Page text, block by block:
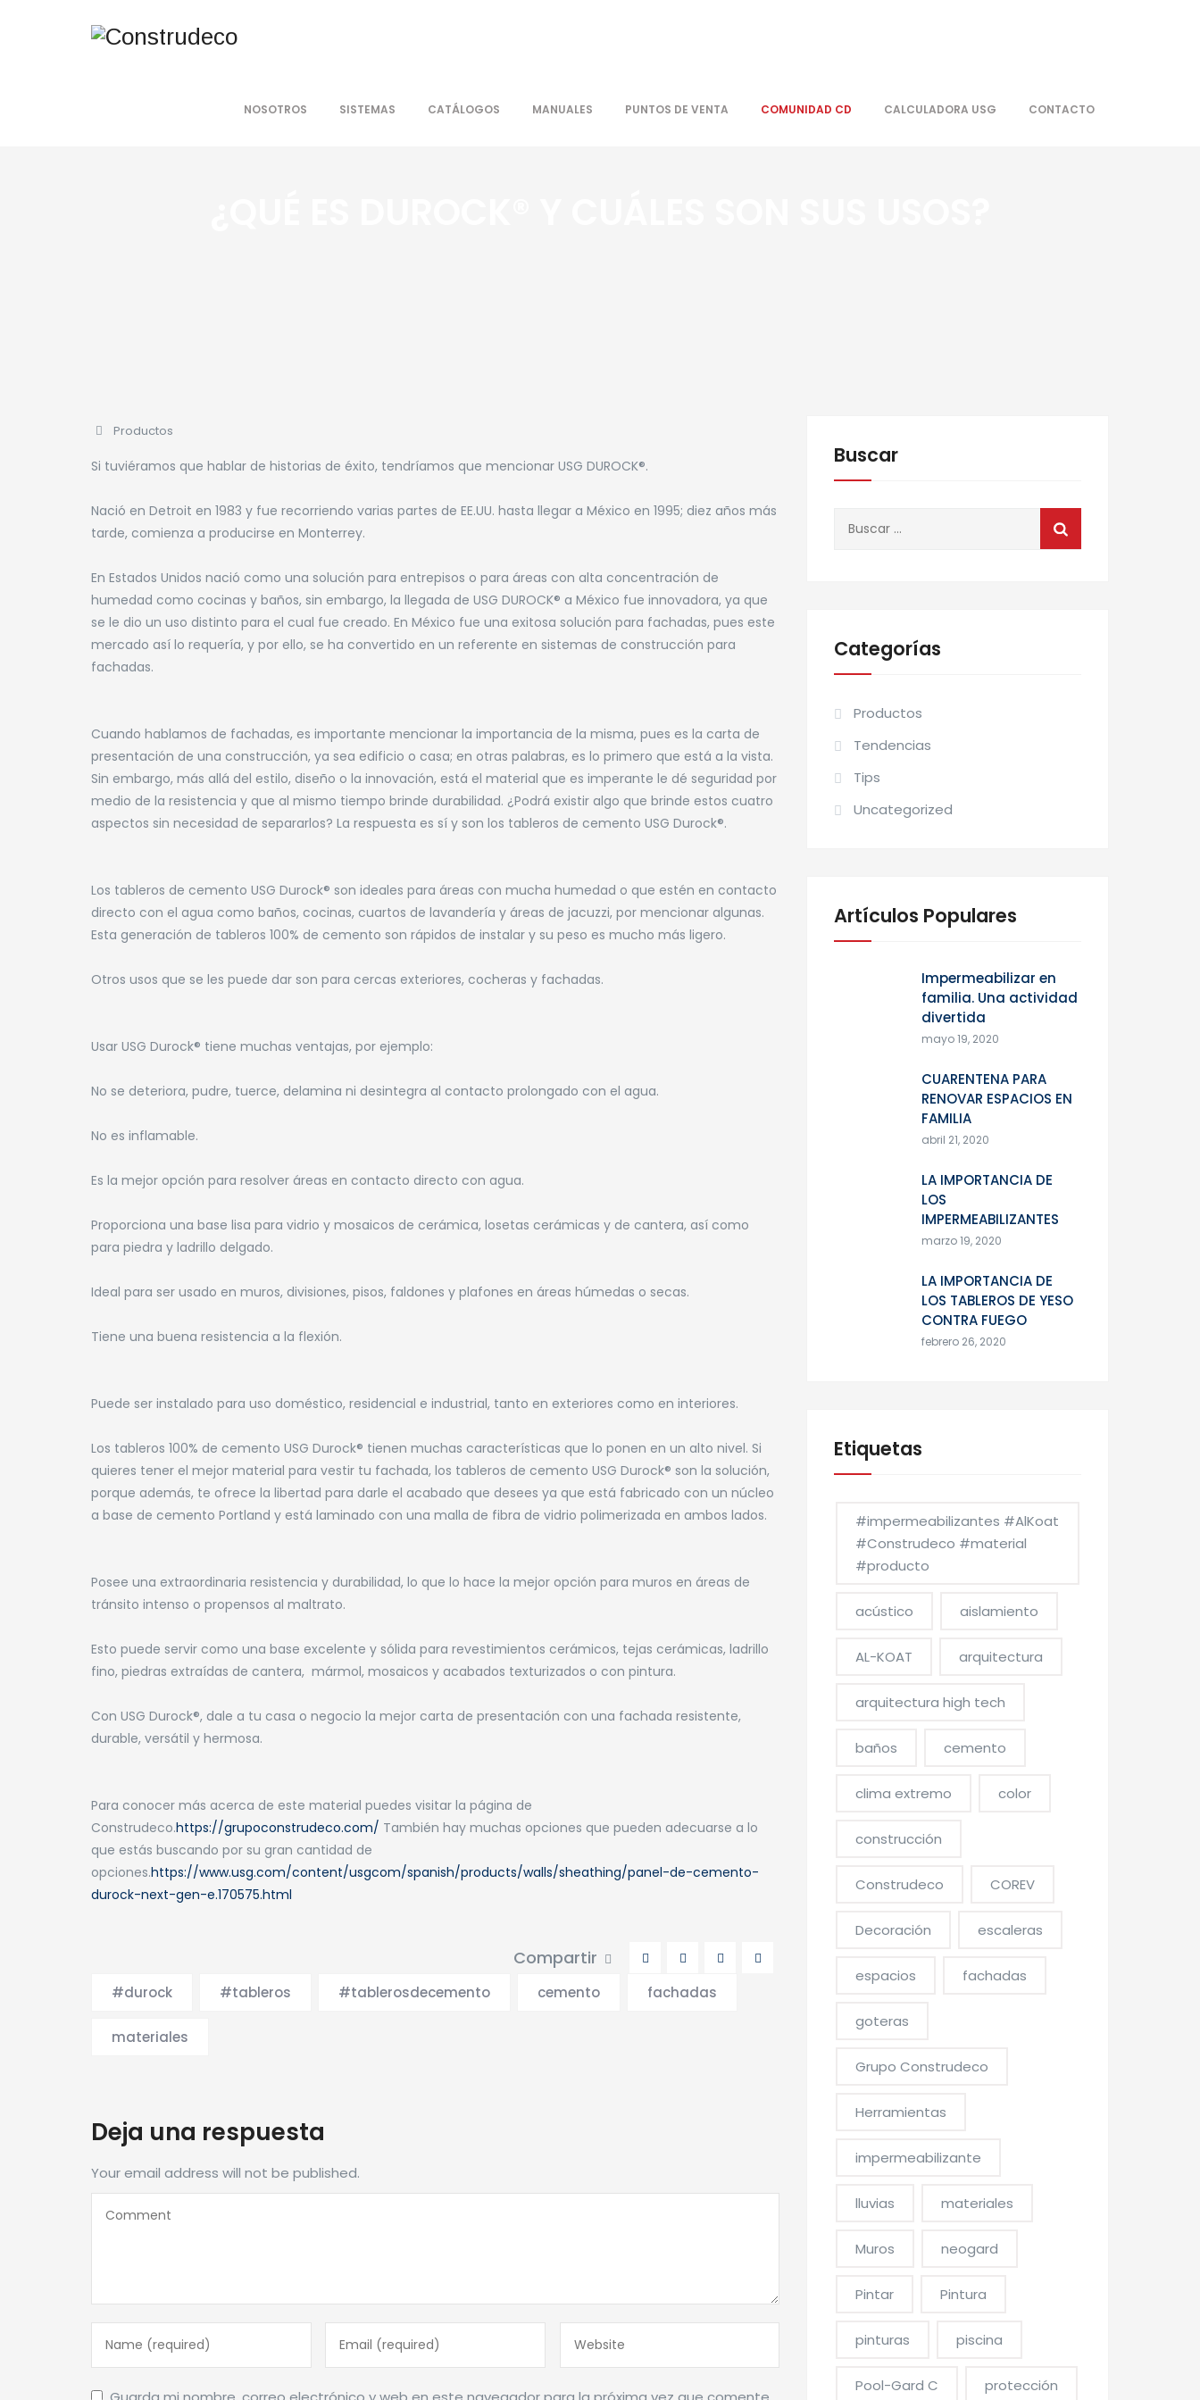
NOSOTROS SISTEMAS CATÁLOGOS MANUALES PUNTOS DE VENTA COMUNIDAD CD CALCULADORA USG CONTACTO
Productos
Si tuviéramos que hablar de historias de éxito, tendríamos que mencionar USG DUROCK®.
Nació en Detroit en 1983 y fue recorriendo varias partes de EE.UU. hasta llegar a México en 1995; diez años más
tarde, comienza a producirse en Monterrey.
En Estados Unidos nació como una solución para entrepisos o para áreas con alta concentración de
humedad como cocinas y baños, sin embargo, la llegada de USG DUROCK® a México fue innovadora, ya que
se le dio un uso distinto para el cual fue creado. En México fue una exitosa solución para fachadas, pues este
mercado así lo requería, y por ello, se ha convertido en un referente en sistemas de construcción para
fachadas.
Cuando hablamos de fachadas, es importante mencionar la importancia de la misma, pues es la carta de
presentación de una construcción, ya sea edificio o casa; en otras palabras, es lo primero que está a la vista.
Sin embargo, más allá del estilo, diseño o la innovación, está el material que es imperante le dé seguridad por
medio de la resistencia y que al mismo tiempo brinde durabilidad. ¿Podrá existir algo que brinde estos cuatro
aspectos sin necesidad de separarlos? La respuesta es sí y son los tableros de cemento USG Durock®.
Los tableros de cemento USG Durock® son ideales para áreas con mucha humedad o que estén en contacto
directo con el agua como baños, cocinas, cuartos de lavandería y áreas de jacuzzi, por mencionar algunas.
Esta generación de tableros 100% de cemento son rápidos de instalar y su peso es mucho más ligero.
Otros usos que se les puede dar son para cercas exteriores, cocheras y fachadas.
Usar USG Durock® tiene muchas ventajas, por ejemplo:
No se deteriora, pudre, tuerce, delamina ni desintegra al contacto prolongado con el agua.
No es inflamable.
Es la mejor opción para resolver áreas en contacto directo con agua.
Proporciona una base lisa para vidrio y mosaicos de cerámica, losetas cerámicas y de cantera, así como
para piedra y ladrillo delgado.
Ideal para ser usado en muros, divisiones, pisos, faldones y plafones en áreas húmedas o secas.
Tiene una buena resistencia a la flexión.
Puede ser instalado para uso doméstico, residencial e industrial, tanto en exteriores como en interiores.
Los tableros 100% de cemento USG Durock® tienen muchas características que lo ponen en un alto nivel. Si
quieres tener el mejor material para vestir tu fachada, los tableros de cemento USG Durock® son la solución,
porque además, te ofrece la libertad para darle el acabado que desees ya que está fabricado con un núcleo
a base de cemento Portland y está laminado con una malla de fibra de vidrio polimerizada en ambos lados.
Posee una extraordinaria resistencia y durabilidad, lo que lo hace la mejor opción para muros en áreas de
tránsito intenso o propensos al maltrato.
Esto puede servir como una base excelente y sólida para revestimientos cerámicos, tejas cerámicas, ladrillo
fino, piedras extraídas de cantera, mármol, mosaicos y acabados texturizados o con pintura.
Con USG Durock®, dale a tu casa o negocio la mejor carta de presentación con una fachada resistente,
durable, versátil y hermosa.
Para conocer más acerca de este material puedes visitar la página de
Construdeco.https://grupoconstrudeco.com/ También hay muchas opciones que pueden adecuarse a lo
que estás buscando por su gran cantidad de
opciones.https://www.usg.com/content/usgcom/spanish/products/walls/sheathing/panel-de-cemento-
durock-next-gen-e.170575.html
Compartir
#durock #tableros #tablerosdecemento cemento fachadas
materiales
Deja una respuesta
Your email address will not be published.
Buscar
Categorías
Productos
Tendencias
Tips
Uncategorized
Artículos Populares
Impermeabilizar en
familia. Una actividad
divertida
mayo 19, 2020
CUARENTENA PARA
RENOVAR ESPACIOS EN
FAMILIA
abril 21, 2020
LA IMPORTANCIA DE
LOS
IMPERMEABILIZANTES
marzo 19, 2020
LA IMPORTANCIA DE
LOS TABLEROS DE YESO
CONTRA FUEGO
febrero 26, 2020
Etiquetas
#impermeabilizantes #AlKoat
#Construdeco #material
#producto
acústico aislamiento
AL-KOAT arquitectura
arquitectura high tech
baños cemento
clima extremo color
construcción
Construdeco COREV
Decoración escaleras
espacios fachadas
goteras
Grupo Construdeco
Herramientas
impermeabilizante
lluvias materiales
Muros neogard
Pintar Pintura
pinturas piscina
Pool-Gard C protección